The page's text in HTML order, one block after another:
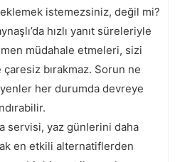
istemezsiniz, değil mi?
hızlı yanıt süreleriyle
müdahale etmeleri, sizi
çaresiz bırakmaz. Sorun ne
her durumda devreye
servisi, yaz günlerini daha
en etkili alternatiflerden